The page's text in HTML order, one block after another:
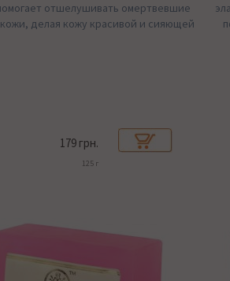
отшелушивать омертвевшие
делая кожу красивой и сияющей
179 грн.
125 г